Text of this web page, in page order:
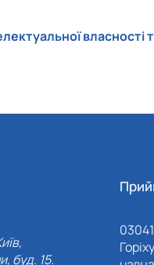
власності
буд. 15.